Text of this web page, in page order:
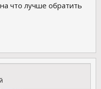
что лучше обратить